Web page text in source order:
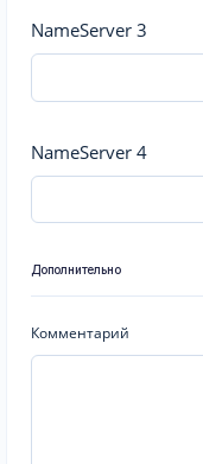
NameServer 3
NameServer 4
Дополнительно
Комментарий